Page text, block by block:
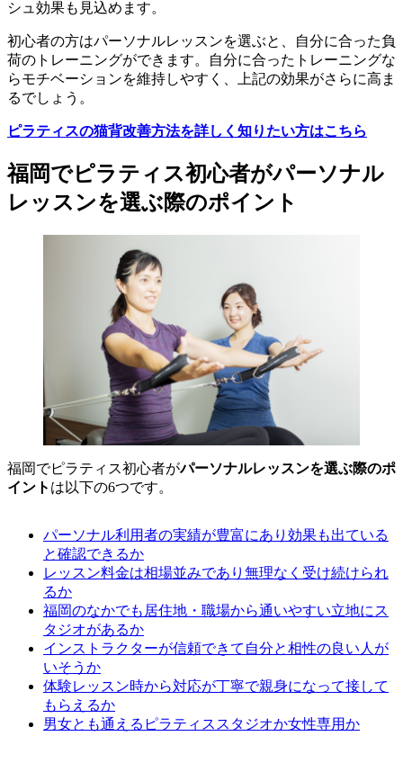
シュ効果も見込めます。
初心者の方はパーソナルレッスンを選ぶと、自分に合った負
荷のトレーニングができます。自分に合ったトレーニングな
らモチベーションを維持しやすく、上記の効果がさらに高ま
るでしょう。
ピラティスの猫背改善方法を詳しく知りたい方はこちら
福岡でピラティス初心者がパーソナル
レッスンを選ぶ際のポイント
福岡でピラティス初心者がパーソナルレッスンを選ぶ際のポ
イント は以下の6つです。
パーソナル利用者の実績が豊富にあり効果も出ている
と確認できるか
レッスン料金は相場並みであり無理なく受け続けられ
るか
福岡のなかでも居住地・職場から通いやすい立地にス
タジオがあるか
インストラクターが信頼できて自分と相性の良い人が
いそうか
体験レッスン時から対応が丁寧で親身になって接して
もらえるか
男女とも通えるピラティススタジオか女性専用か